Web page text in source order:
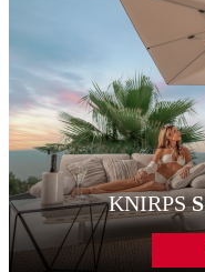
KNIRPS